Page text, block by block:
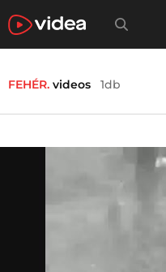
FEHÉR. videos 1db